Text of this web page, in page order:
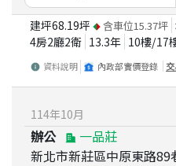
建坪68.19坪 含車位15.37坪
4房2廳2衛 13.3年 10樓/17
資料說明 內政部實價登錄
114年10月
辦公
一品莊
新北市新莊區中原東路89